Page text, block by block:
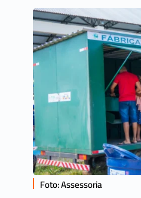
Foto: Assessoria